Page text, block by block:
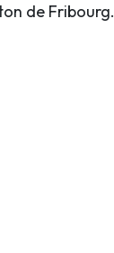
de Fribourg.